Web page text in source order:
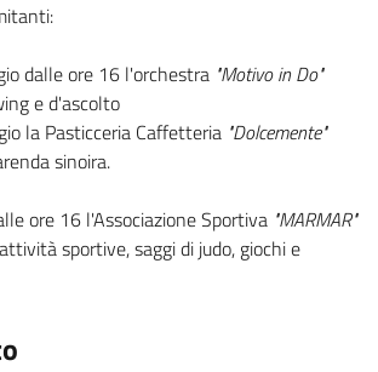
dalle ore 16 l'orchestra "Motivo in Do"
e d'ascolto
la Pasticceria Caffetteria "Dolcemente"
sinoira.
ore 16 l'Associazione Sportiva "MARMAR"
sportive, saggi di judo, giochi e